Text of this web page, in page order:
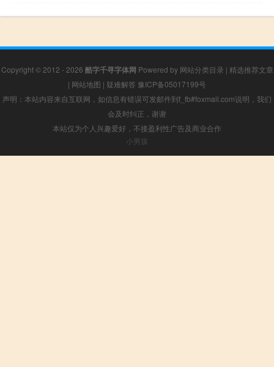
Copyright © 2012 - 2026 酷字千寻字体网 Powered by 网站分类目录 | 精选推荐文章
| 网站地图 | 疑难解答 豫ICP备05017199号
声明：本站内容来自互联网，如信息有错误可发邮件到f_fb#foxmail.com说明，我们
会及时纠正，谢谢
本站仅为个人兴趣爱好，不接盈利性广告及商业合作
小男孩